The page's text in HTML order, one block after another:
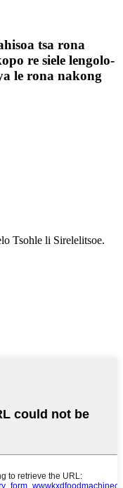
tsa rona
re siele lengolo-
le rona nakong
Tsohle li Sirelelitsoe.